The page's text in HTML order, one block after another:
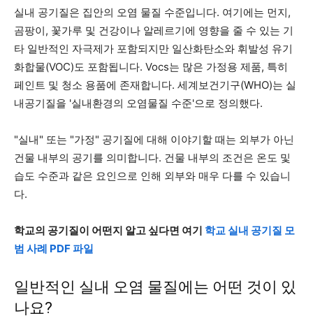
실내 공기질은 집안의 오염 물질 수준입니다. 여기에는 먼지,
곰팡이, 꽃가루 및 건강이나 알레르기에 영향을 줄 수 있는 기
타 일반적인 자극제가 포함되지만 일산화탄소와 휘발성 유기
화합물(VOC)도 포함됩니다. Vocs는 많은 가정용 제품, 특히
페인트 및 청소 용품에 존재합니다. 세계보건기구(WHO)는 실
내공기질을 '실내환경의 오염물질 수준'으로 정의했다.
"실내" 또는 "가정" 공기질에 대해 이야기할 때는 외부가 아닌
건물 내부의 공기를 의미합니다. 건물 내부의 조건은 온도 및
습도 수준과 같은 요인으로 인해 외부와 매우 다를 수 있습니
다.
학교의 공기질이 어떤지 알고 싶다면 여기 학교 실내 공기질 모
범 사례 PDF 파일
일반적인 실내 오염 물질에는 어떤 것이 있
나요?